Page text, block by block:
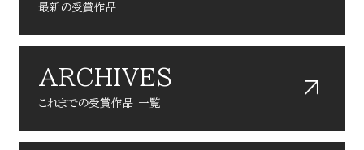
最新の受賞作品
ARCHIVES
これまでの受賞作品 一覧